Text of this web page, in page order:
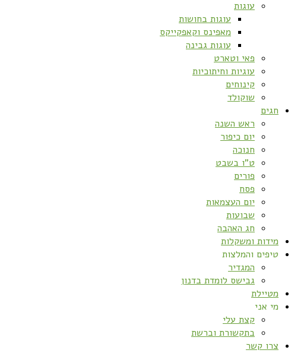
עוגות
עוגות בחושות
מאפינס וקאפקייקס
עוגות גבינה
פאי וטארט
עוגיות וחיתוכיות
קינוחים
שוקולד
חגים
ראש השנה
יום כיפור
חנוכה
ט”ו בשבט
פורים
פסח
יום העצמאות
שבועות
חג האהבה
מידות ומשקלות
טיפים והמלצות
המגדיר
גבישס לומדת בדנון
מטיילת
מי אני
קצת עלי
בתקשורת וברשת
צרו קשר